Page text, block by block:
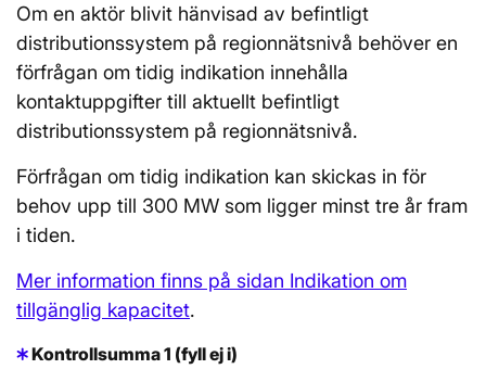
Om en aktör blivit hänvisad av befintligt
distributionssystem på regionnätsnivå behöver en
förfrågan om tidig indikation innehålla
kontaktuppgifter till aktuellt befintligt
distributionssystem på regionnätsnivå.
Förfrågan om tidig indikation kan skickas in för
behov upp till 300 MW som ligger minst tre år fram
i tiden.
Mer information finns på sidan Indikation om
tillgänglig kapacitet.
Kontrollsumma 1 (fyll ej i)